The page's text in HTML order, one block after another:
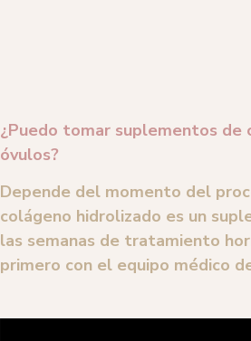
¿Puedo tomar suplementos de
óvulos?
Depende del momento del
colágeno hidrolizado es un
las semanas de tratamiento
primero con el equipo médico